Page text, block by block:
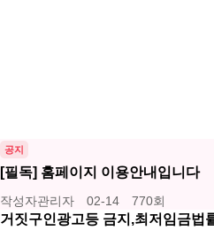
공지
[필독] 홈페이지 이용안내입니다
작성자관리자 02-14 770회
거짓구인광고등 금지,최저임금